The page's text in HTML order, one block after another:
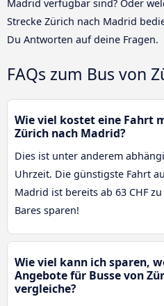
Madrid verfügbar sind? Oder
Strecke Zürich nach Madrid
Du Antworten auf deine Fragen.
FAQs zum Bus von
Wie viel kostet eine Fahrt
Zürich nach Madrid?
Dies ist unter anderem
Uhrzeit. Die günstigste Fahrt
Madrid ist bereits ab 63 CHF
Bares sparen!
Wie viel kann ich sparen,
Angebote für Busse von
vergleiche?